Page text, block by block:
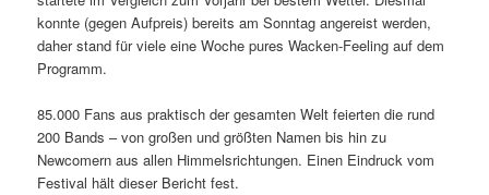
konnte (gegen Aufpreis) bereits am Sonntag angereist werden,
daher stand für viele eine Woche pures Wacken-Feeling auf dem
Programm.
85.000 Fans aus praktisch der gesamten Welt feierten die rund
200 Bands – von großen und größten Namen bis hin zu
Newcomern aus allen Himmelsrichtungen. Einen Eindruck vom
Festival hält dieser Bericht fest.